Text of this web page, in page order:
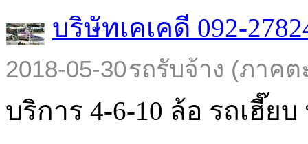
บริษัทเคเคดี 092-
2018-05-30รถรับจ้าง (ภาคต
บริการ 4-6-10 ล้อ รถเฮี๊ยบ